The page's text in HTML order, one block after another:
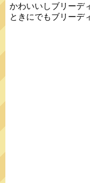
かわいいしブリーデ
ときにでもブリーデ